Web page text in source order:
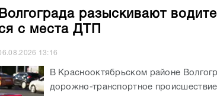
разыскивают
с места ДТП
13:16
В Краснооктябрьском районе
дорожно-транспортное